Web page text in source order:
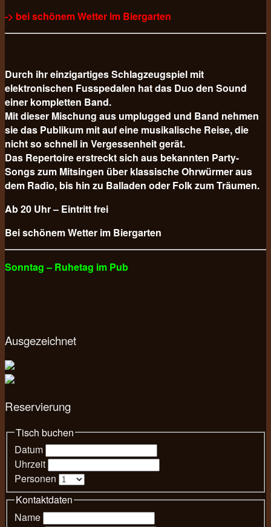
-> bei schönem Wetter im Biergarten
Durch ihr einzigartiges Schlagzeugspiel mit
elektronischen Fusspedalen hat das Duo den Sound
einer kompletten Band.
Mit dieser Mischung aus umplugged und Band nehmen
sie das Publikum mit auf eine musikalische Reise, die
nicht so schnell in Vergessenheit gerät.
Das Repertoire erstreckt sich aus bekannten Party-
Songs zum Mitsingen über klassische Ohrwürmer aus
dem Radio, bis hin zu Balladen oder Folk zum Träumen.
Ab 20 Uhr – Eintritt frei
Bei schönem Wetter im Biergarten
Sonntag – Ruhetag im Pub
Ausgezeichnet
Reservierung
Tisch buchen
Datum
Uhrzeit
Personen
Kontaktdaten
Name